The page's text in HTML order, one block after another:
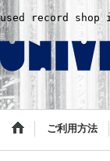
used record shop
ご利用方法